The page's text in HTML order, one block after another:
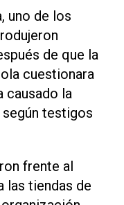
uno de los
de que la
cuestionara
causado la
testigos
frente al
las ‌tiendas de